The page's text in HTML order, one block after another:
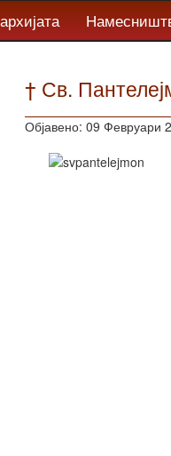
† Св.
Објавено: 09 Февруари